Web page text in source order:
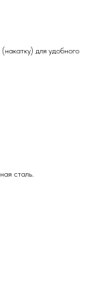
для удобного
сталь.